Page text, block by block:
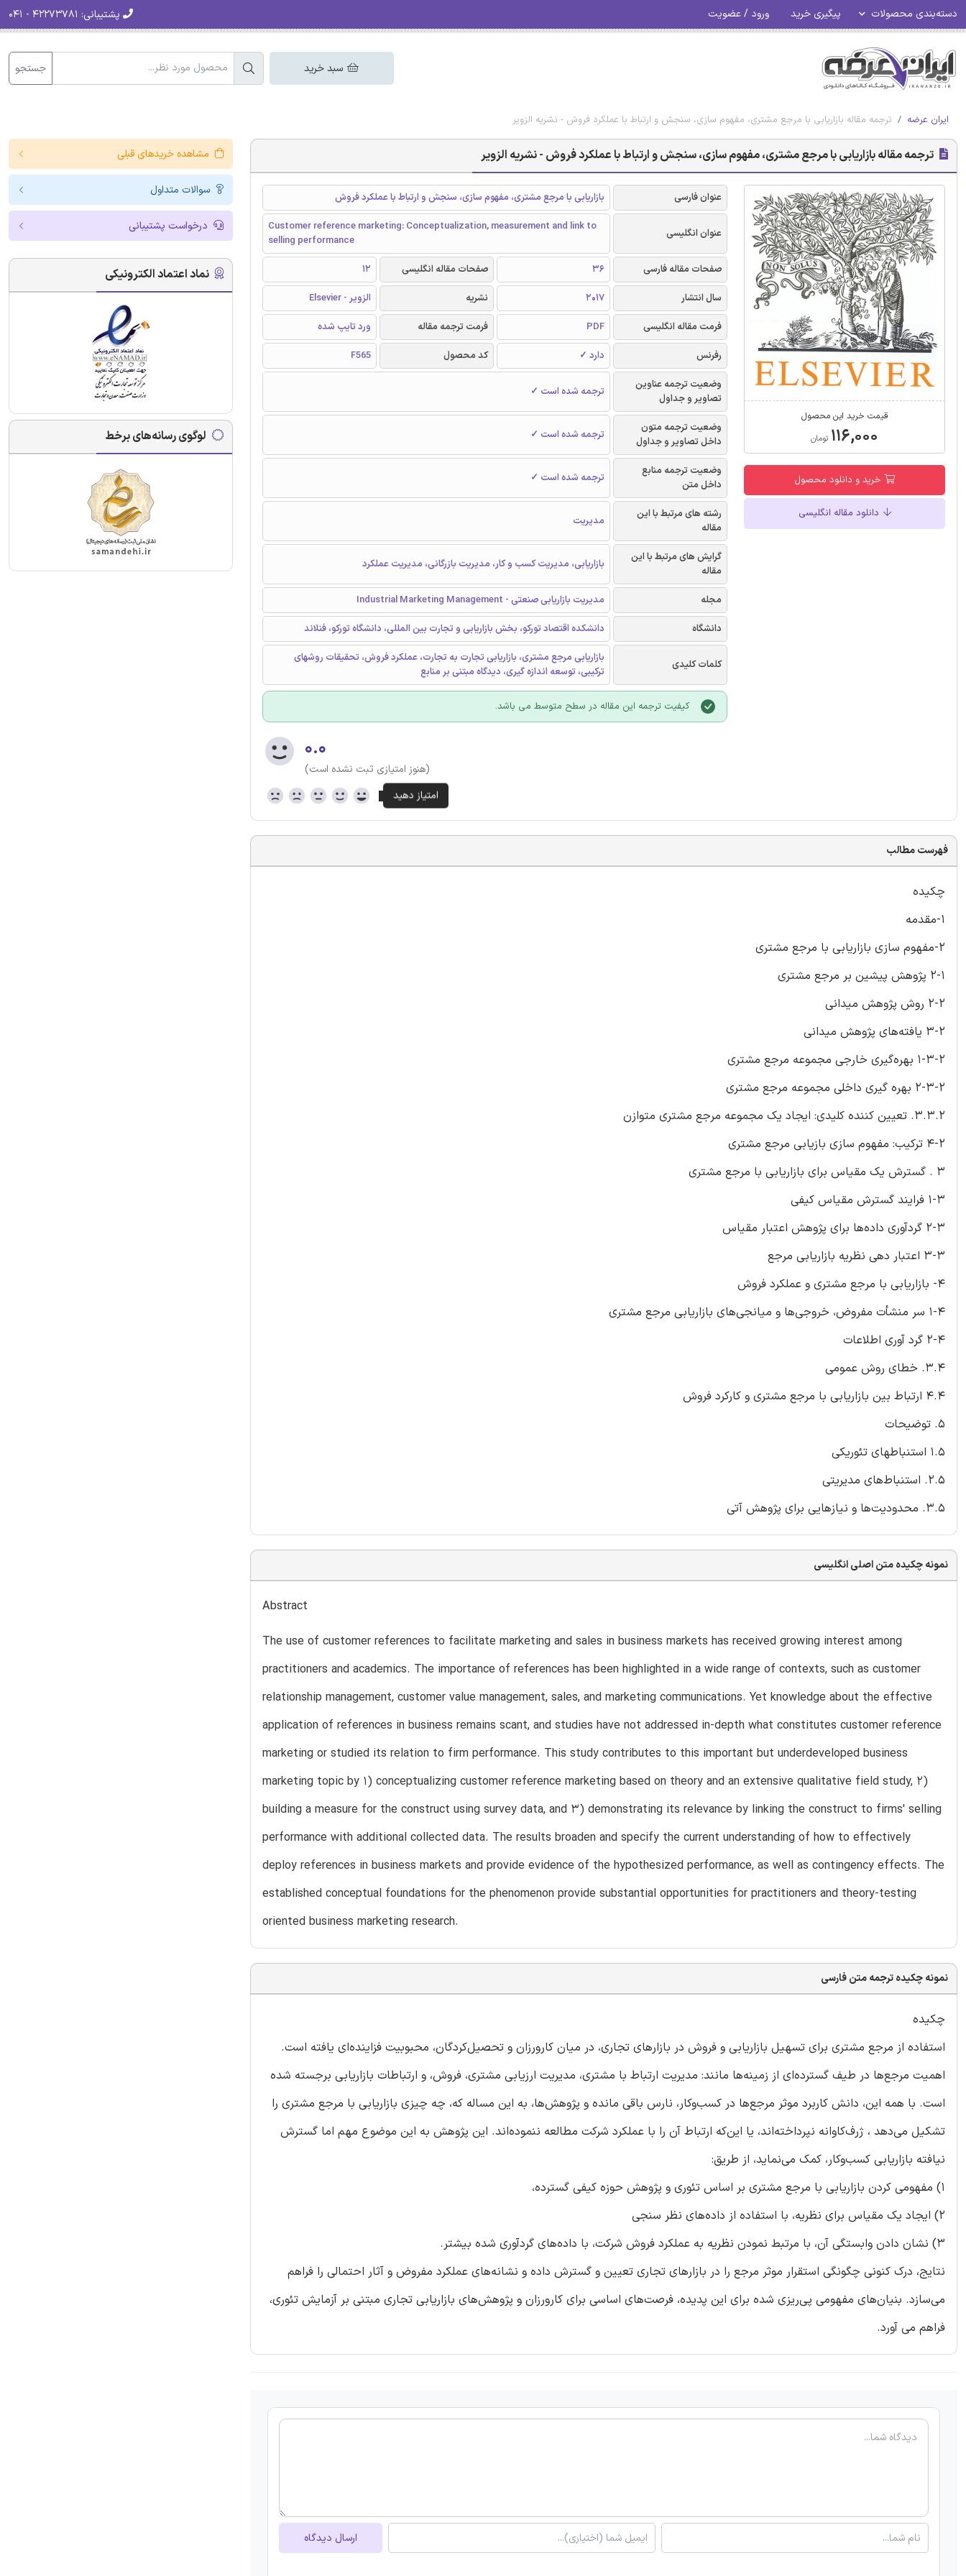
دسته‌بندی محصولات پیگیری خرید ورود / عضویت پشتیبانی:
سبد خرید جستجو
ایران عرضه ترجمه مقاله بازاریابی با مرجع مشتری، مفهوم ‌سازی، سنجش و ارتباط با عملکرد فروش - نشریه الزویر
ترجمه مقاله بازاریابی با مرجع مشتری، مفهوم ‌سازی، سنجش و ارتباط با عملکرد فروش - نشریه الزویر
قیمت خرید این محصول
۱۱۶,۰۰۰ تومان
خرید و دانلود محصول
دانلود مقاله انگلیسی
عنوان فارسی بازاریابی با مرجع مشتری، مفهوم ‌سازی، سنجش و ارتباط با عملکرد فروش
عنوان انگلیسی
Customer reference marketing: Conceptualization, measurement and link to
selling performance
صفحات مقاله فارسی
36 صفحات مقاله انگلیسی
12
سال انتشار
2017 نشریه
الزویر - Elsevier
فرمت مقاله انگلیسی
PDF فرمت ترجمه مقاله
ورد تایپ شده
رفرنس
دارد ✓ کد محصول
F565
وضعیت ترجمه عناوین
تصاویر و جداول
ترجمه شده است ✓
وضعیت ترجمه متون
داخل تصاویر و جداول
ترجمه شده است ✓
وضعیت ترجمه منابع
داخل متن
ترجمه شده است ✓
رشته های مرتبط با این
مقاله
مدیریت
گرایش های مرتبط با این
مقاله
بازاریابی، مدیریت کسب و کار، مدیریت بازرگانی، مدیریت عملکرد
مجله
مدیریت بازاریابی صنعتی - Industrial Marketing Management
دانشگاه
دانشکده اقتصاد تورکو، بخش بازاریابی و تجارت بین المللی، دانشگاه تورکو، فنلاند
کلمات کلیدی
بازاریابی مرجع مشتری، بازاریابی تجارت به تجارت، عملکرد فروش، تحقیقات روشهای
ترکیبی، توسعه اندازه گیری، دیدگاه مبتنی بر منابع
کیفیت ترجمه این مقاله در سطح متوسط می باشد.
۰.۰
(هنوز امتیازی ثبت نشده است)
فهرست مطالب
چکیده
1-مقدمه
2-مفهوم سازی بازاریابی با مرجع مشتری
2-1 پژوهش پیشین بر مرجع مشتری
2-2 روش پژوهش میدانی
3-2 یافته‌های پژوهش میدانی
1-3-2 بهره‌گیری خارجی مجموعه مرجع مشتری
2-3-2 بهره گیری داخلی مجموعه مرجع مشتری
3.3.2. تعیین کننده کلیدی: ایجاد یک مجموعه مرجع مشتری متوازن
4-2 ترکیب: مفهوم سازی بازیابی مرجع مشتری
3 . گسترش یک مقیاس برای بازاریابی با مرجع مشتری
1-3 فرایند گسترش مقیاس کیفی
2-3 گردآوری داده‌ها برای پژوهش اعتبار مقیاس
3-3 اعتبار دهی نظریه بازاریابی مرجع
4- بازاریابی با مرجع مشتری و عملکرد فروش
1-4 سر منشأت مفروض، خروجی‌ها و میانجی‌های بازاریابی مرجع مشتری
2-4 گرد آوری اطلاعات
3.4. خطای روش عمومی
4.4 ارتباط بین بازاریابی با مرجع مشتری و کارکرد فروش
5. توضیحات
1.5 استنباطهای تئوریکی
2.5. استنباط‌های مدیریتی
3.5. محدودیت‌‌ها و نیازهایی برای پژوهش ‌آتی
نمونه چکیده متن اصلی انگلیسی
Abstract
The use of customer references to facilitate marketing and sales in business markets has received growing interest among
practitioners and academics. The importance of references has been highlighted in a wide range of contexts, such as customer
relationship management, customer value management, sales, and marketing communications. Yet knowledge about the effective
application of references in business remains scant, and studies have not addressed in-depth what constitutes customer reference
marketing or studied its relation to firm performance. This study contributes to this important but underdeveloped business
marketing topic by 1) conceptualizing customer reference marketing based on theory and an extensive qualitative field study, 2)
building a measure for the construct using survey data, and 3) demonstrating its relevance by linking the construct to firms' selling
performance with additional collected data. The results broaden and specify the current understanding of how to effectively
deploy references in business markets and provide evidence of the hypothesized performance, as well as contingency effects. The
established conceptual foundations for the phenomenon provide substantial opportunities for practitioners and theory-testing
oriented business marketing research.
نمونه چکیده ترجمه متن فارسی
چکیده
استفاده از مرجع مشتری برای تسهیل بازاریابی و فروش در بازارهای تجاری، در میان کارورزان و تحصیل‌کردگان، محبوبیت فزاینده‌ای یافته است.
اهمیت مرجع‌ها در طیف گسترده‌ای از زمینه‌ها مانند: مدیریت ارتباط با مشتری، مدیریت ارزیابی مشتری، فروش، و ارتباطات بازاریابی برجسته شده
است. با همه این، دانش کاربرد موثر مرجع‌ها در کسب‌و‌کار، نارس باقی مانده و پژوهش‌ها، به این مساله که، چه چیزی بازاریابی با مرجع مشتری را
تشکیل می‌دهد ، ژرف‌کاوانه نپرداخته‌اند، یا این‌که ارتباط آن را با عملکرد شرکت مطالعه ننموده‌اند. این پژوهش به این موضوع مهم اما گسترش
نیافته بازاریابی کسب‌وکار، کمک می‌نماید، از طریق:
1) مفهومی کردن بازاریابی با مرجع مشتری بر اساس تئوری و پژوهش حوزه کیفی گسترده،
2) ایجاد یک مقیاس برای نظریه، با استفاده از داده‌های نظر سنجی
3) نشان دادن وابستگی آن، با مرتبط نمودن نظریه به عملکرد فروش شرکت، با داده‌های گردآوری شده بیشتر.
نتایج، درک کنونی چگونگی استقرار موثر مرجع را در بازارهای تجاری تعیین و گسترش داده و نشانه‌های عملکرد مفروض و آثار احتمالی را فراهم
می‌سازد. بنیان‌های مفهومی پی‌ریزی شده برای این پدیده، فرصت‌های اساسی برای کارورزان و پژوهش‌های بازاریابی تجاری مبتنی بر آزمایش تئوری،
فراهم می آورد.
ارسال دیدگاه
مشاهده خریدهای قبلی
سوالات متداول
درخواست پشتیبانی
نماد اعتماد الکترونیکی
لوگوی رسانه‌های برخط